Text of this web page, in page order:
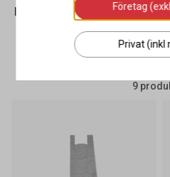
(91)
SORTERA
9
Företag
Privat (inkl